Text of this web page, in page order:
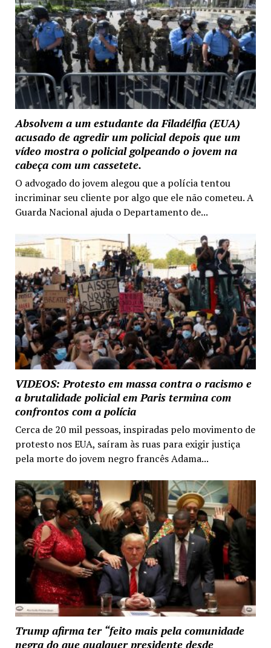
Absolvem a um estudante da Filadélfia (EUA)
acusado de agredir um policial depois que um
vídeo mostra o policial golpeando o jovem na
cabeça com um cassetete.
O advogado do jovem alegou que a polícia tentou
incriminar seu cliente por algo que ele não cometeu. A
Guarda Nacional ajuda o Departamento de...
VIDEOS: Protesto em massa contra o racismo e
a brutalidade policial em Paris termina com
confrontos com a polícia
Cerca de 20 mil pessoas, inspiradas pelo movimento de
protesto nos EUA, saíram às ruas para exigir justiça
pela morte do jovem negro francês Adama...
Trump afirma ter “feito mais pela comunidade
negra do que qualquer presidente desde